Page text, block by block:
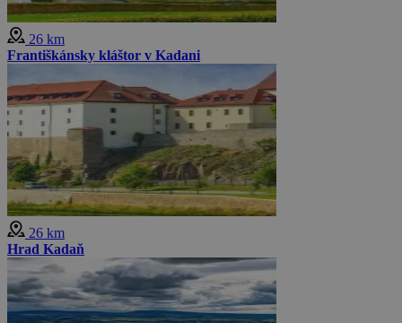
26 km
Františkánsky kláštor v Kadani
26 km
Hrad Kadaň